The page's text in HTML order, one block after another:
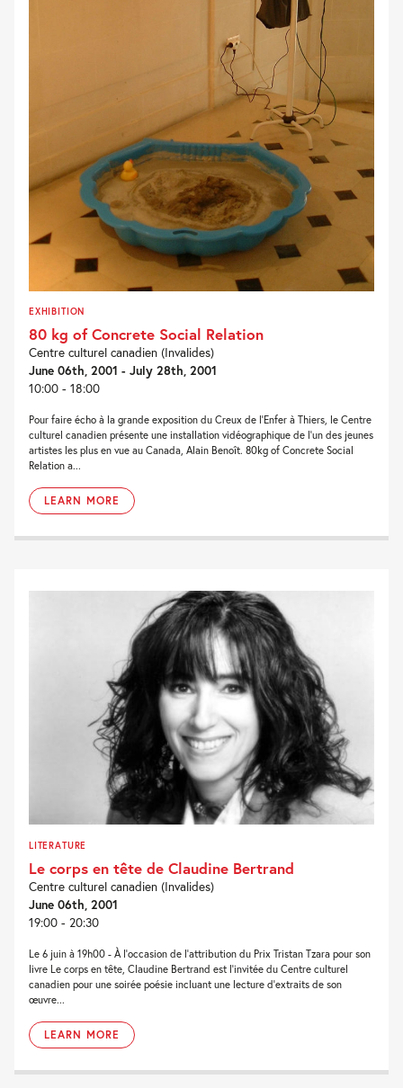
EXHIBITION
80 kg of Concrete Social Relation
Centre culturel canadien (Invalides)
June 06th, 2001 - July 28th, 2001
10:00 - 18:00
Pour faire écho à la grande exposition du Creux de l'Enfer à Thiers, le Centre
culturel canadien présente une installation vidéographique de l'un des jeunes
artistes les plus en vue au Canada, Alain Benoît. 80kg of Concrete Social
Relation a...
LEARN MORE
LITERATURE
Le corps en tête de Claudine Bertrand
Centre culturel canadien (Invalides)
June 06th, 2001
19:00 - 20:30
Le 6 juin à 19h00 - À l'occasion de l'attribution du Prix Tristan Tzara pour son
livre Le corps en tête, Claudine Bertrand est l'invitée du Centre culturel
canadien pour une soirée poésie incluant une lecture d'extraits de son
œuvre...
LEARN MORE